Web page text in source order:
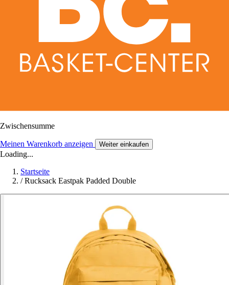
Zwischensumme
Meinen Warenkorb anzeigen Weiter einkaufen
Loading...
Startseite
/ Rucksack Eastpak Padded Double